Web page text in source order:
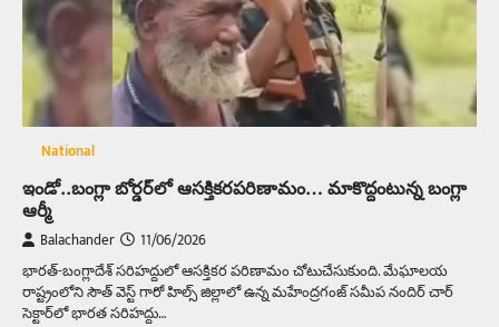
National
ఇండో..బంగ్లా బోర్డర్‌లో ఆసక్తికరపరిణామం… మాకొద్దంటున్న బంగ్లా
ఆర్మీ
Balachander 11/06/2026
భారత్-బంగ్లాదేశ్ సరిహద్దులో ఆసక్తికర పరిణామం చోటుచేసుకుంది. మేఘాలయ
రాష్ట్రంలోని సౌత్ వెస్ట్ గారో హిల్స్ జిల్లాలో ఉన్న మహేంద్రగంజ్ సమీప నందిర్ చార్
సెక్టార్‌లో భారత సరిహద్దు…